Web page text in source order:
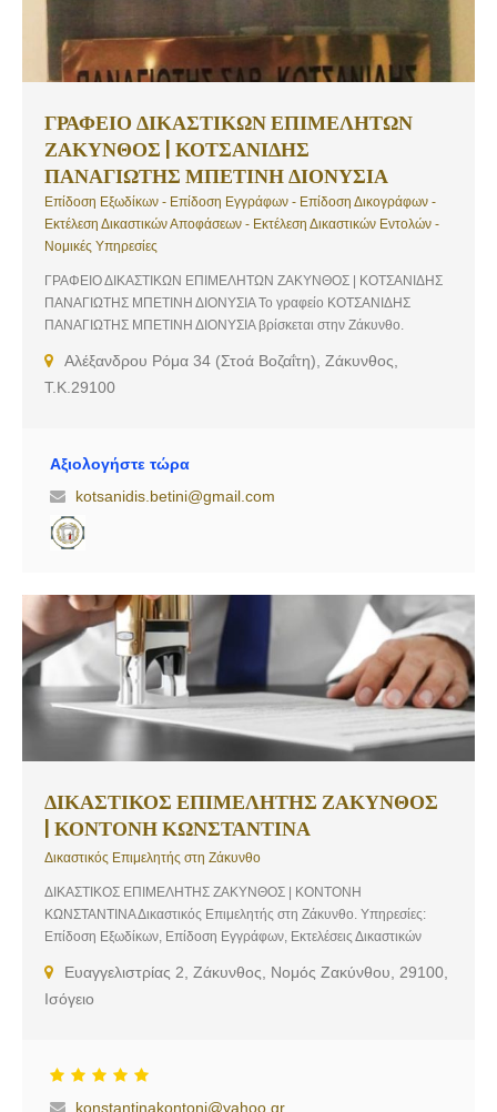
ΓΡΑΦΕΙΟ ΔΙΚΑΣΤΙΚΩΝ ΕΠΙΜΕΛΗΤΩΝ
ΖΑΚΥΝΘΟΣ | ΚΟΤΣΑΝΙΔΗΣ
ΠΑΝΑΓΙΩΤΗΣ ΜΠΕΤΙΝΗ ΔΙΟΝΥΣΙΑ
Επίδοση Εξωδίκων - Επίδοση Εγγράφων - Επίδοση Δικογράφων -
Εκτέλεση Δικαστικών Αποφάσεων - Εκτέλεση Δικαστικών Εντολών -
Νομικές Υπηρεσίες
ΓΡΑΦΕΙΟ ΔΙΚΑΣΤΙΚΩΝ ΕΠΙΜΕΛΗΤΩΝ ΖΑΚΥΝΘΟΣ | ΚΟΤΣΑΝΙΔΗΣ
ΠΑΝΑΓΙΩΤΗΣ ΜΠΕΤΙΝΗ ΔΙΟΝΥΣΙΑ Το γραφείο ΚΟΤΣΑΝΙΔΗΣ
ΠΑΝΑΓΙΩΤΗΣ ΜΠΕΤΙΝΗ ΔΙΟΝΥΣΙΑ βρίσκεται στην Ζάκυνθο.
καθώς και αναγκαστικές εκτελέσεις Εκτελεστών Τίτλων – Δικαστικών
Αποφάσεων. Υπηρεσίες: Επίδοση Εξωδίκων, Επίδοση Εγγράφων,
Αλέξανδρου Ρόμα 34 (Στοά Βοζαΐτη), Ζάκυνθος,
Τ.Κ.29100
Αξιολογήστε τώρα
kotsanidis.betini@gmail.com
ΔΙΚΑΣΤΙΚΟΣ ΕΠΙΜΕΛΗΤΗΣ ΖΑΚΥΝΘΟΣ
| ΚΟΝΤΟΝΗ ΚΩΝΣΤΑΝΤΙΝΑ
Δικαστικός Επιμελητής στη Ζάκυνθο
ΔΙΚΑΣΤΙΚΟΣ ΕΠΙΜΕΛΗΤΗΣ ΖΑΚΥΝΘΟΣ | ΚΟΝΤΟΝΗ
ΚΩΝΣΤΑΝΤΙΝΑ Δικαστικός Επιμελητής στη Ζάκυνθο. Υπηρεσίες:
Επίδοση Εξωδίκων, Επίδοση Εγγράφων, Εκτελέσεις Δικαστικών
Επιμελητή
Ευαγγελιστρίας 2, Ζάκυνθος, Νομός Ζακύνθου, 29100,
Ισόγειο
konstantinakontoni@yahoo.gr